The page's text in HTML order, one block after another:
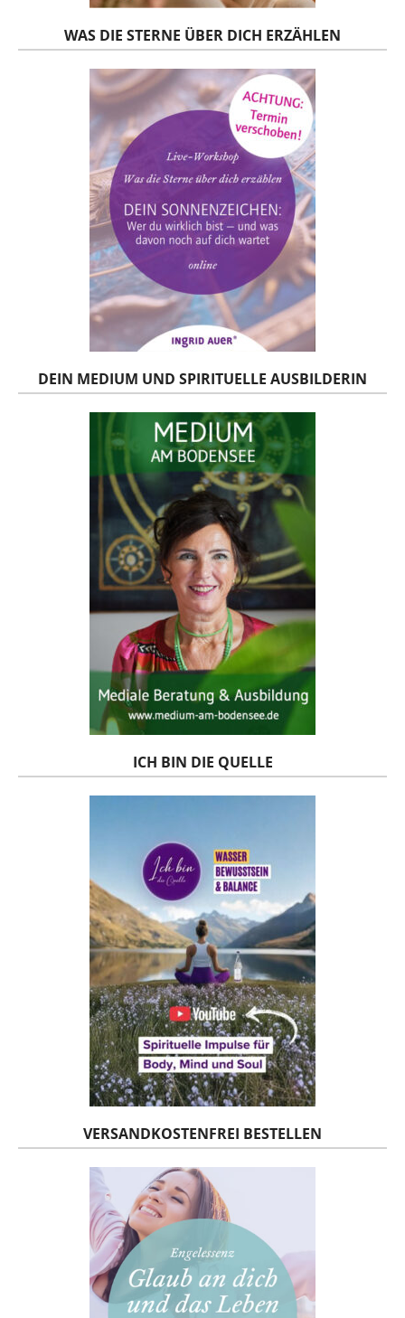
WAS DIE STERNE ÜBER DICH ERZÄHLEN
DEIN MEDIUM UND SPIRITUELLE AUSBILDERIN
ICH BIN DIE QUELLE
VERSANDKOSTENFREI BESTELLEN